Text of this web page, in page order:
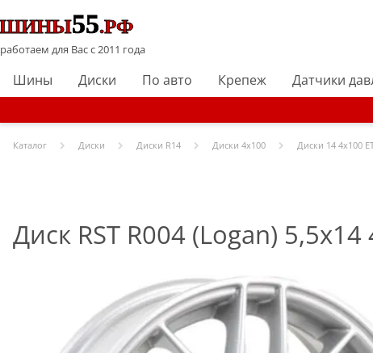
работаем для Вас с 2011 года
Шины Диски По авто Крепеж Датчики
Каталог Диски Диски R14 Диски 4x100 Диски 14 4x100
Диск RST R004 (Logan) 5,5x14